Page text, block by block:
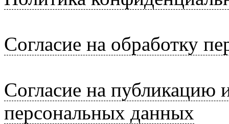
Согласие на обработку
Согласие на публикацию
персональных данных